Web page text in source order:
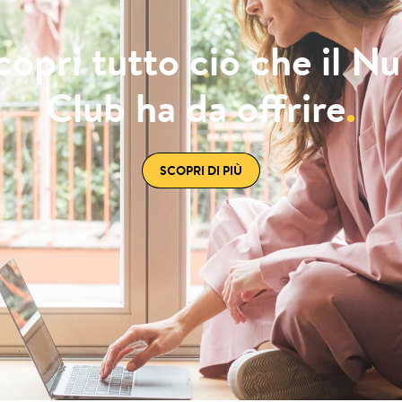
tutto ciò che il
Club ha da offrire.
SCOPRI DI PIÙ